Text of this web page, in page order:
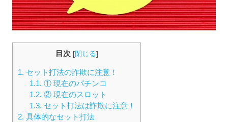
目次 [閉じる]
1. セット打法の詐欺に注意！
1.1. ① 現在のパチンコ
1.2. ② 現在のスロット
1.3. セット打法は詐欺に注意！
2. 具体的なセット打法